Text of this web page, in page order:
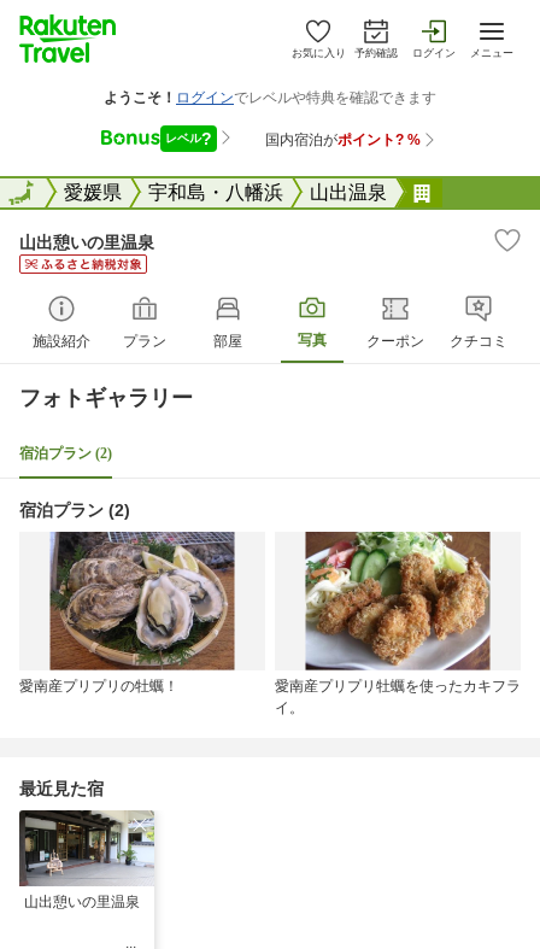
お気に入り 予約確認 ログイン メニュー
全国愛媛県 宇和島・八幡浜 山出温泉
全国
山出憩いの里温泉
施設紹介 プラン 部屋 写真 クーポン クチコミ
フォトギャラリー
宿泊プラン (2)
宿泊プラン (2)
愛南産プリプリの牡蠣！
愛南産プリプリ牡蠣を使ったカキフラ
イ。
最近見た宿
山出憩いの里温泉